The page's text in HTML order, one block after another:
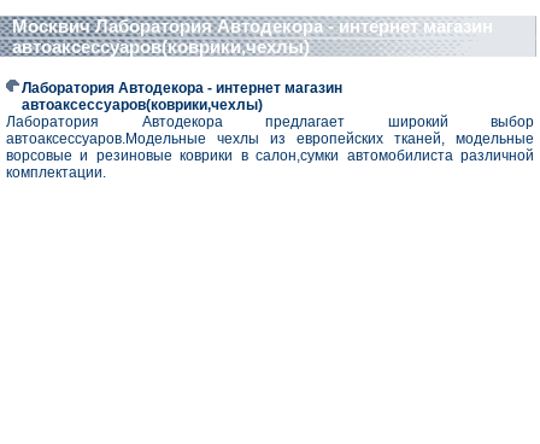
Москвич Лаборатория Автодекора - интернет магазин
автоаксессуаров(коврики,чехлы)
Лаборатория Автодекора - интернет магазин
автоаксессуаров(коврики,чехлы)
Лаборатория Автодекора предлагает широкий выбор
автоаксессуаров.Модельные чехлы из европейских тканей, модельные
ворсовые и резиновые коврики в салон,сумки автомобилиста различной
комплектации.